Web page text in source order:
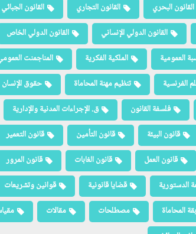
القانون البحري القانون التجاري القانون الجبائي
القانون الدولي الإنساني القانون الدولي الخاص
العمومية الملكية الفكرية المناجمنت
الفرنسية تنظيم مهنة المحاماة حقوق الإنسان
فلسفة القانون ق. الإجراءات المدنية والإدارية
قانون البيئة قانون التأمين قانون التعمير
قانون العمل قانون الغابات قانون المرور
الدستورية قضايا قانونية قوانين وتشريعات
المحاماة مصطلحات مقالات